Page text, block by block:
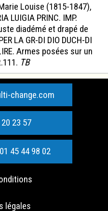
Louise (1815-1847),
LUIGIA PRINC. IMP.
diadémé et drapé de
LA GR-DI DIO DUCH-DI
Armes posées sur un
TB
change.com
23 57
01 45 44 98 02
légales